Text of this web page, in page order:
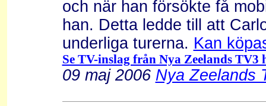
och när han försökte få
han. Detta ledde till att
underliga turerna. Kan
Se TV-inslag från Nya Zeelands TV3
09 maj 2006 Nya Zeelands